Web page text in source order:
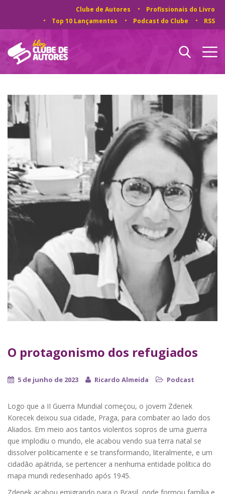
Clube de Autores
Profissionais do Livro
Top 10 Lançamentos
Podcast do Clube RSS
O protagonismo dos refugiados
5 de junho de 2023 Ricardo Almeida Podcast
Logo que a II Guerra Mundial começou, o jovem Zdenek
Korecek deixou sua cidade, Praga, para combater ao lado dos
Aliados. Em meio aos tantos violentos sopros de uma guerra
que implodiu o mundo, ele acabou vendo sua terra natal se
dissolver politicamente e se transformando, literalmente, e um
cidadão apátrida, se pertencer a nenhuma entidade política do
mapa mundi redesenhado após 1945.